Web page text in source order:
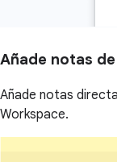
Añade notas
Añade notas
Workspace.